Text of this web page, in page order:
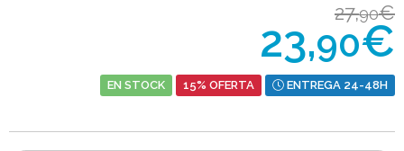
27,90€
23,90€
EN STOCK 15% OFERTA ENTREGA 24-48H